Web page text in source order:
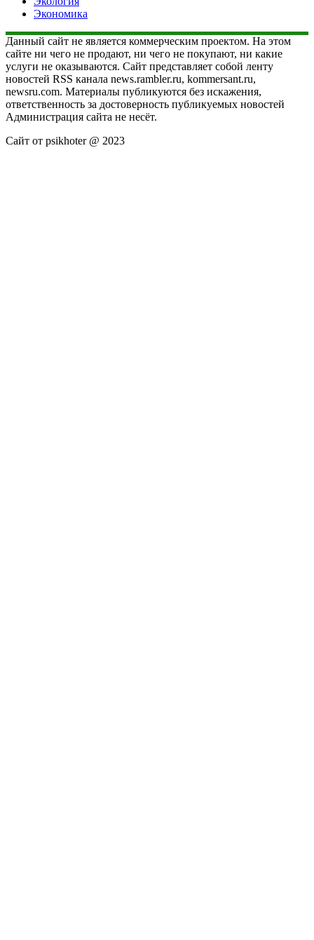
Экономика
Данный сайт не является коммерческим проектом. На этом
сайте ни чего не продают, ни чего не покупают, ни какие
услуги не оказываются. Сайт представляет собой ленту
новостей RSS канала news.rambler.ru, kommersant.ru,
newsru.com. Материалы публикуются без искажения,
ответственность за достоверность публикуемых новостей
Администрация сайта не несёт.
Сайт от psikhoter @ 2023